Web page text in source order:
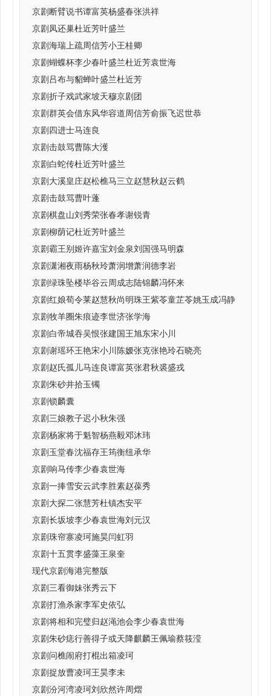
京剧断臂说书谭富英杨盛春张洪祥
京剧凤还巢杜近芳叶盛兰
京剧海瑞上疏周信芳小王桂卿
京剧蝴蝶杯李少春叶盛兰杜近芳袁世海
京剧吕布与貂蝉叶盛兰杜近芳
京剧折子戏武家坡天穆京剧团
京剧群英会借东风华容道周信芳俞振飞迟世恭
京剧四进士马连良
京剧击鼓骂曹陈大濩
京剧白蛇传杜近芳叶盛兰
京剧大溪皇庄赵松樵马三立赵慧秋赵云鹤
京剧击鼓骂曹叶蓬
京剧棋盘山刘秀荣张春孝谢锐青
京剧柳荫记杜近芳叶盛兰
京剧霸王别姬许嘉宝刘金泉刘国强马明森
京剧潇湘夜雨杨秋玲萧润增萧润德李岩
京剧绿珠坠楼毕谷云周成志陆锦麟冯怀来
京剧红娘荀令莱赵慧秋尚明珠王紫苓童芷苓姚玉成冯静
京剧牧羊圈朱痕迹李世济张学海
京剧白帝城吞吴恨张建国王旭东宋小川
京剧谢瑶环王艳宋小川陈嫒张克张艳玲石晓亮
京剧赵氏孤儿马连良谭富英张君秋裘盛戎
京剧朱砂井拾玉镯
京剧锁麟囊
京剧三娘教子迟小秋朱强
京剧杨家将于魁智杨燕毅邓沐玮
京剧玉堂春沈福存王筠衡纽承华
京剧响马传李少春袁世海
京剧一捧雪安云武李胜素赵葆秀
京剧大探二张慧芳杜镇杰安平
京剧长坂坡李少春袁世海刘元汉
京剧珠帘寨凌珂施昊闫虹羽
京剧十五贯李盛藻王泉奎
现代京剧海港完整版
京剧三看御妹张秀云下
京剧打渔杀家李军史依弘
京剧将相和完璧归赵渑池会李少春袁世海
京剧朱砂痣行善得子或天降麒麟王佩瑜蔡筱滢
京剧问樵闹府打棍出箱凌珂
京剧捉放曹凌珂王昊李未
京剧汾河湾凌珂刘欣然许周熠